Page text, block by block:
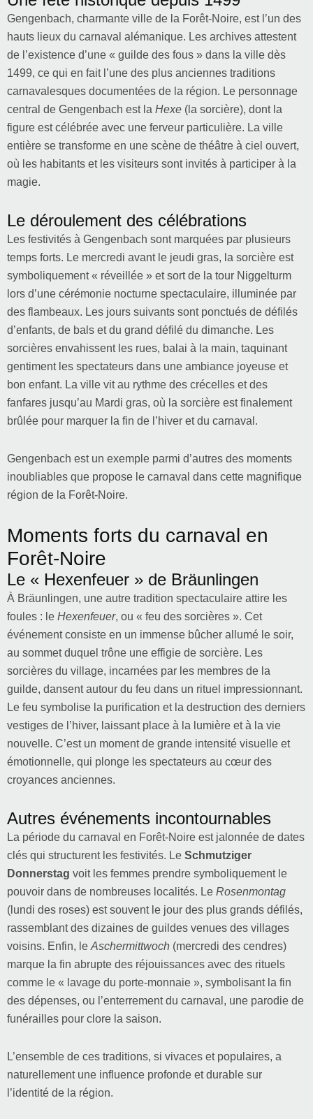
Gengenbach, charmante ville de la Forêt-Noire, est l’un des
hauts lieux du carnaval alémanique. Les archives attestent
de l’existence d’une « guilde des fous » dans la ville dès
1499, ce qui en fait l’une des plus anciennes traditions
carnavalesques documentées de la région. Le personnage
central de Gengenbach est la Hexe (la sorcière), dont la
figure est célébrée avec une ferveur particulière. La ville
entière se transforme en une scène de théâtre à ciel ouvert,
où les habitants et les visiteurs sont invités à participer à la
magie.
Le déroulement des célébrations
Les festivités à Gengenbach sont marquées par plusieurs
temps forts. Le mercredi avant le jeudi gras, la sorcière est
symboliquement « réveillée » et sort de la tour Niggelturm
lors d’une cérémonie nocturne spectaculaire, illuminée par
des flambeaux. Les jours suivants sont ponctués de défilés
d’enfants, de bals et du grand défilé du dimanche. Les
sorcières envahissent les rues, balai à la main, taquinant
gentiment les spectateurs dans une ambiance joyeuse et
bon enfant. La ville vit au rythme des crécelles et des
fanfares jusqu’au Mardi gras, où la sorcière est finalement
brûlée pour marquer la fin de l’hiver et du carnaval.
Gengenbach est un exemple parmi d’autres des moments
inoubliables que propose le carnaval dans cette magnifique
région de la Forêt-Noire.
Moments forts du carnaval en
Forêt-Noire
Le « Hexenfeuer » de Bräunlingen
À Bräunlingen, une autre tradition spectaculaire attire les
foules : le Hexenfeuer, ou « feu des sorcières ». Cet
événement consiste en un immense bûcher allumé le soir,
au sommet duquel trône une effigie de sorcière. Les
sorcières du village, incarnées par les membres de la
guilde, dansent autour du feu dans un rituel impressionnant.
Le feu symbolise la purification et la destruction des derniers
vestiges de l’hiver, laissant place à la lumière et à la vie
nouvelle. C’est un moment de grande intensité visuelle et
émotionnelle, qui plonge les spectateurs au cœur des
croyances anciennes.
Autres événements incontournables
La période du carnaval en Forêt-Noire est jalonnée de dates
clés qui structurent les festivités. Le Schmutziger
Donnerstag voit les femmes prendre symboliquement le
pouvoir dans de nombreuses localités. Le Rosenmontag
(lundi des roses) est souvent le jour des plus grands défilés,
rassemblant des dizaines de guildes venues des villages
voisins. Enfin, le Aschermittwoch (mercredi des cendres)
marque la fin abrupte des réjouissances avec des rituels
comme le « lavage du porte-monnaie », symbolisant la fin
des dépenses, ou l’enterrement du carnaval, une parodie de
funérailles pour clore la saison.
L’ensemble de ces traditions, si vivaces et populaires, a
naturellement une influence profonde et durable sur
l’identité de la région.